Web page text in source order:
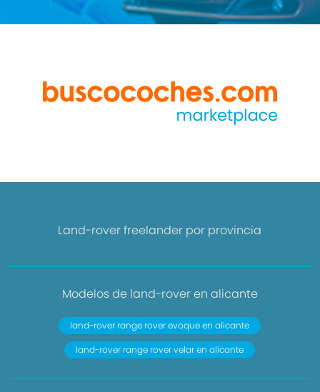
Land-rover freelander por provincia
Modelos de land-rover en alicante
land-rover range rover evoque en alicante
land-rover range rover velar en alicante